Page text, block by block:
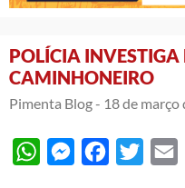
POLÍCIA INVESTIGA
CAMINHONEIRO
Pimenta Blog - 18 de março
WhatsAppMessengerFacebook
Twitter